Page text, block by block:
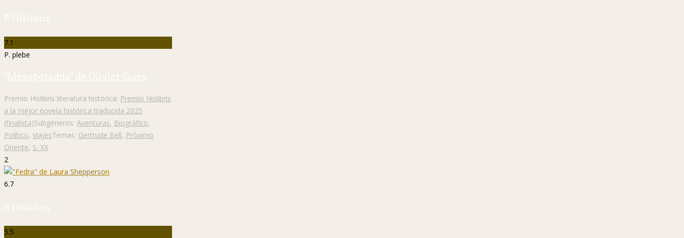
P. Hislibris
7.1
P. plebe
"Mesopotamia" de Olivier Guez
Premio Hislibris literatura histórica: Premio Hislibris
a la mejor novela histórica traducida 2025
(finalista)Subgéneros: Aventuras, Biográfico,
Político, ViajesTemas: Gertrude Bell, Próximo
Oriente, S. XX
2
6.7
P. Hislibris
5.5